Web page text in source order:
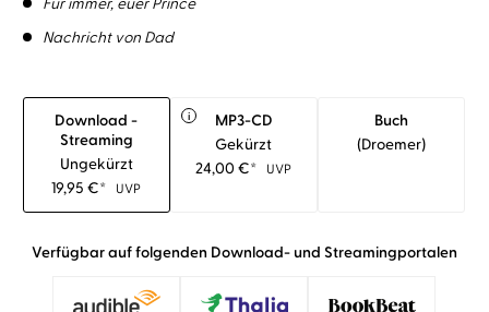
Nachricht von Dad
Download -
Streaming
Ungekürzt
19,95€* UVP
i
MP3-CD
Gekürzt
24,00€* UVP
Buch
(droemer)
Verfügbar auf folgenden Download- und Streamingportalen